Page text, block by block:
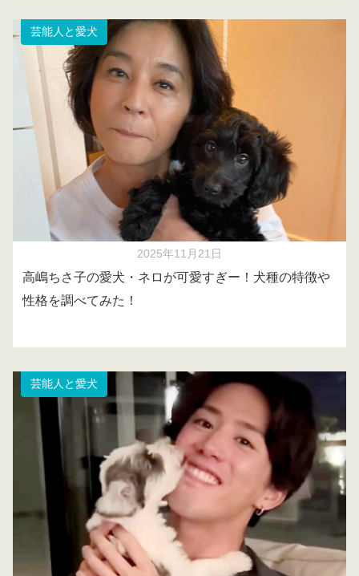
芸能人と愛犬
2025年11月21日
高嶋ちさ子の愛犬・ネロが可愛すぎー！犬種の特徴や
性格を調べてみた！
芸能人と愛犬